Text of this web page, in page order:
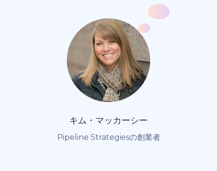
キム・マッカーシー
Pipeline Strategiesの創業者